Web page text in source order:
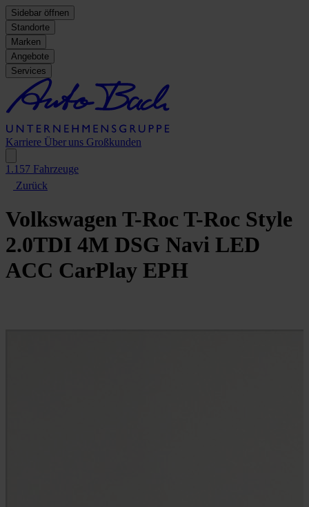
Sidebar öffnen
Standorte
Marken
Angebote
Services
Karriere Über uns Großkunden
1.157 Fahrzeuge
Zurück
Volkswagen T-RocT-Roc Style
2.0TDI 4M DSG Navi LED
ACC CarPlay EPH